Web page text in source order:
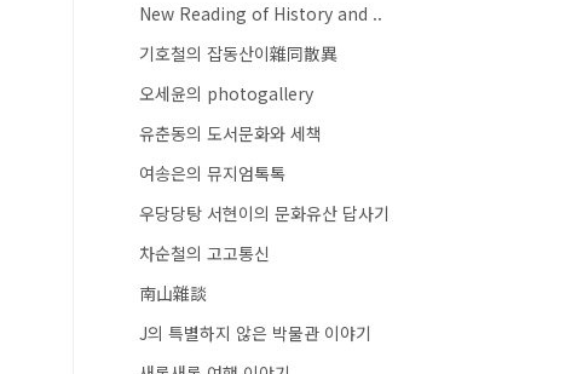
New Reading of History and ..
기호철의 잡동산이雜同散異
오세윤의 photogallery
유춘동의 도서문화와 세책
여송은의 뮤지엄톡톡
우당당탕 서현이의 문화유산 답사기
차순철의 고고통신
南山雜談
J의 특별하지 않은 박물관 이야기